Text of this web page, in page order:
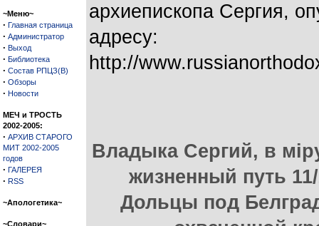
~Меню~
· Главная страница
· Администратор
· Выход
· Библиотека
· Состав РПЦЗ(В)
· Обзоры
· Новости
МЕЧ и ТРОСТЬ
2002-2005:
· АРХИВ СТАРОГО
МИТ 2002-2005
годов
· ГАЛЕРЕЯ
· RSS
~Апологетика~
~Словари~
архиепископа Сергия,
адресу:
http://
Владыка Сергий, в
жизненный путь
Дольцы под